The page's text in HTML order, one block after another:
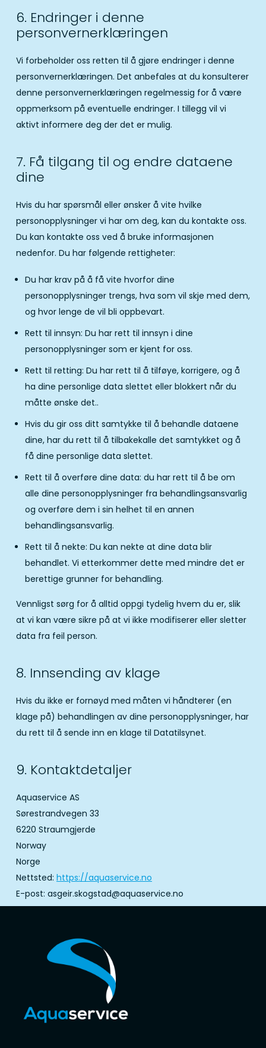
6. Endringer i denne
personvernerklæringen
Vi forbeholder oss retten til å gjøre endringer i denne
personvernerklæringen. Det anbefales at du konsulterer
denne personvernerklæringen regelmessig for å være
oppmerksom på eventuelle endringer. I tillegg vil vi
aktivt informere deg der det er mulig.
7. Få tilgang til og endre dataene
dine
Hvis du har spørsmål eller ønsker å vite hvilke
personopplysninger vi har om deg, kan du kontakte oss.
Du kan kontakte oss ved å bruke informasjonen
nedenfor. Du har følgende rettigheter:
Du har krav på å få vite hvorfor dine
personopplysninger trengs, hva som vil skje med dem,
og hvor lenge de vil bli oppbevart.
Rett til innsyn: Du har rett til innsyn i dine
personopplysninger som er kjent for oss.
Rett til retting: Du har rett til å tilføye, korrigere, og å
ha dine personlige data slettet eller blokkert når du
måtte ønske det..
Hvis du gir oss ditt samtykke til å behandle dataene
dine, har du rett til å tilbakekalle det samtykket og å
få dine personlige data slettet.
Rett til å overføre dine data: du har rett til å be om
alle dine personopplysninger fra behandlingsansvarlig
og overføre dem i sin helhet til en annen
behandlingsansvarlig.
Rett til å nekte: Du kan nekte at dine data blir
behandlet. Vi etterkommer dette med mindre det er
berettige grunner for behandling.
Vennligst sørg for å alltid oppgi tydelig hvem du er, slik
at vi kan være sikre på at vi ikke modifiserer eller sletter
data fra feil person.
8. Innsending av klage
Hvis du ikke er fornøyd med måten vi håndterer (en
klage på) behandlingen av dine personopplysninger, har
du rett til å sende inn en klage til Datatilsynet.
9. Kontaktdetaljer
Aquaservice AS
Sørestrandvegen 33
6220 Straumgjerde
Norway
Norge
Nettsted: https://aquaservice.no
E-post: asgeir.skogstad@aquaservice.no